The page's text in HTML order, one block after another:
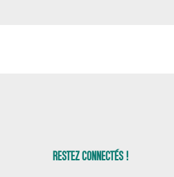
RESTEZ CONNECTÉS !